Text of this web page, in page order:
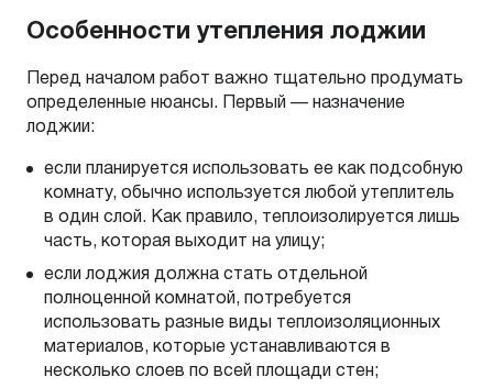
Особенности утепления лоджии
Перед началом работ важно тщательно продумать
определенные нюансы. Первый — назначение
лоджии:
если планируется использовать ее как подсобную
комнату, обычно используется любой утеплитель
в один слой. Как правило, теплоизолируется лишь
часть, которая выходит на улицу;
если лоджия должна стать отдельной
полноценной комнатой, потребуется
использовать разные виды теплоизоляционных
материалов, которые устанавливаются в
несколько слоев по всей площади стен;